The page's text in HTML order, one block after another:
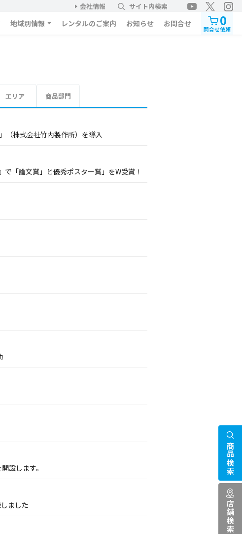
会社情報 サイト内検索
地域別情報 レンタルのご案内 お知らせ お問合せ 0
問合せ依頼
エリア 商品部門
株式会社竹内製作所）を導入
「論文賞」と優秀ポスター賞」をW受賞！
設します。
ました
商品検索
店舗検索